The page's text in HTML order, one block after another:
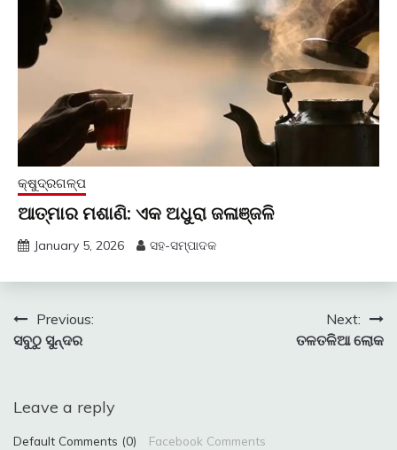
କ୍ଷୁଦ୍ରଗଳ୍ପ
ଆତ୍ମାର ମଶାଣି: ଏକ ଅଧୁରା ଜଳାଞ୍ଜଳି
January 5, 2026 ସହ-ସମ୍ପାଦକ
Post
navigation
Previous:
ସବୁଠୁ ସୁନ୍ଦର
Next:
ତଳତଳିଆ ଲୋକ
Leave a reply
Default Comments (0) Facebook Comments